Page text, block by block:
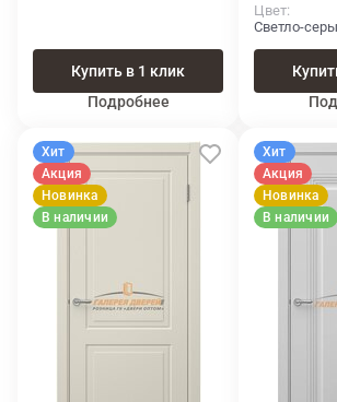
Купить в 1 клик
Подробнее
Цвет
Светло-
Хит
Акция
Новинка
В наличии
Хит
Акция
Новинка
В наличии